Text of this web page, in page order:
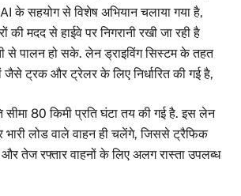
के सहयोग से विशेष अभियान चलाया गया है,
मदद से हाईवे पर निगरानी रखी जा रही है
से पालन हो सके. लेन ड्राइविंग सिस्टम के तहत
जैसे ट्रक और ट्रेलर के लिए निर्धारित की गई है,
80 किमी प्रति घंटा तय की गई है. इस लेन
भारी लोड वाले वाहन ही चलेंगे, जिससे ट्रैफिक
तेज रफ्तार वाहनों के लिए अलग रास्ता उपलब्ध